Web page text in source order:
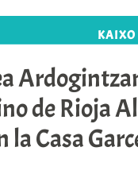
KAIXO
de Rioja
la Casa